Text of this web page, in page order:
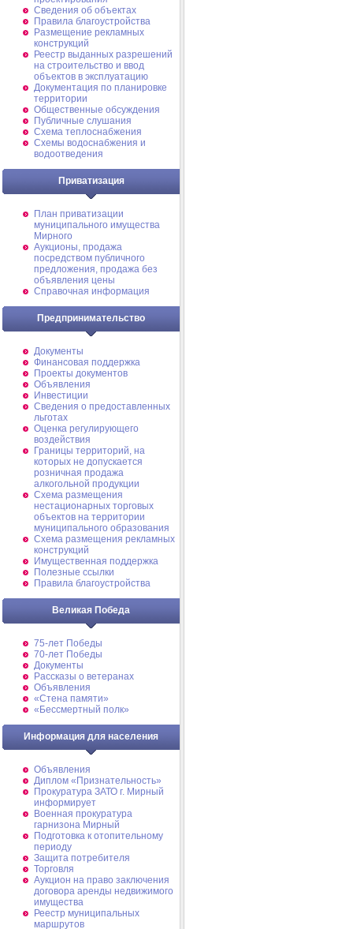
Сведения об объектах
Правила благоустройства
Размещение рекламных
конструкций
Реестр выданных разрешений
на строительство и ввод
объектов в эксплуатацию
Документация по планировке
территории
Общественные обсуждения
Публичные слушания
Схема теплоснабжения
Схемы водоснабжения и
водоотведения
Приватизация
План приватизации
муниципального имущества
Мирного
Аукционы, продажа
посредством публичного
предложения, продажа без
объявления цены
Справочная информация
Предпринимательство
Документы
Финансовая поддержка
Проекты документов
Объявления
Инвестиции
Сведения о предоставленных
льготах
Оценка регулирующего
воздействия
Границы территорий, на
которых не допускается
розничная продажа
алкогольной продукции
Схема размещения
нестационарных торговых
объектов на территории
муниципального образования
Схема размещения рекламных
конструкций
Имущественная поддержка
Полезные ссылки
Правила благоустройства
Великая Победа
75-лет Победы
70-лет Победы
Документы
Рассказы о ветеранах
Объявления
«Стена памяти»
«Бессмертный полк»
Информация для населения
Объявления
Диплом «Признательность»
Прокуратура ЗАТО г. Мирный
информирует
Военная прокуратура
гарнизона Мирный
Подготовка к отопительному
периоду
Защита потребителя
Торговля
Аукцион на право заключения
договора аренды недвижимого
имущества
Реестр муниципальных
маршрутов